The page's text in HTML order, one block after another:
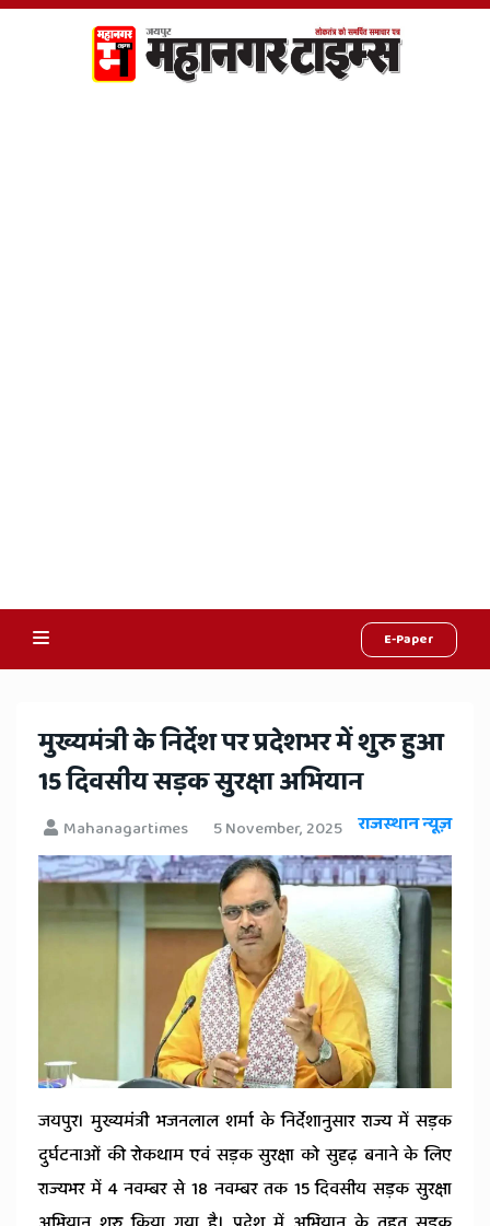
E-Paper
Hindi
News,
Hindi
Samachar,
Jaipur
Rajasthan
​मुख्यमंत्री के निर्देश पर प्रदेशभर में शुरु हुआ
15 दिवसीय सड़क सुरक्षा अभियान
Mahanagartimes 5 November, 2025 राजस्थान न्यूज़
जयपुर। मुख्यमंत्री भजनलाल शर्मा के निर्देशानुसार राज्य में सड़क
दुर्घटनाओं की रोकथाम एवं सड़क सुरक्षा को सुदृढ़ बनाने के लिए
राज्यभर में 4 नवम्बर से 18 नवम्बर तक 15 दिवसीय सड़क सुरक्षा